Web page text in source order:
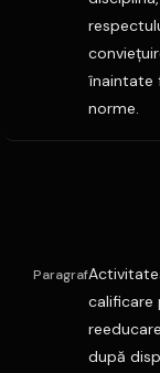
înaintate
norme.
Paragraf
calificare
după